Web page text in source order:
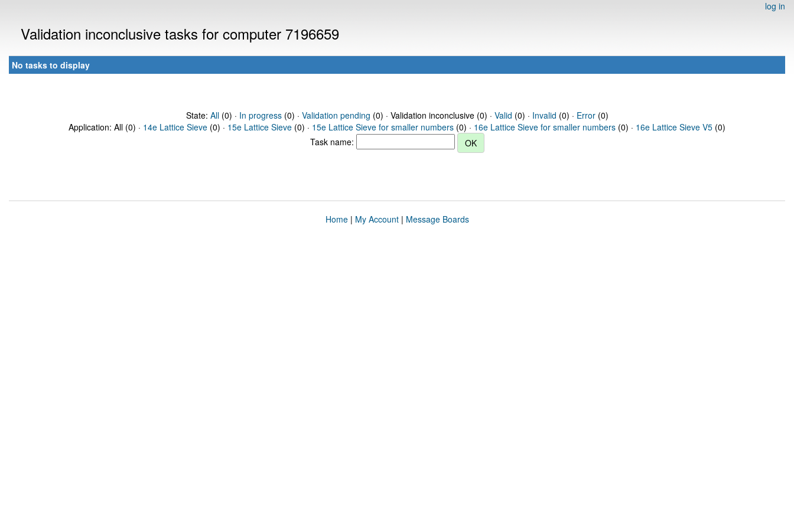
log in
Validation inconclusive tasks for computer 7196659
No tasks to display
State: All(0) · In progress(0) · Validation pending (0) · Validation inconclusive (0) · Valid (0) · Invalid (0) · Error(0)
Application: All (0) · 14e Lattice Sieve (0) · 15e Lattice Sieve (0) · 15e Lattice Sieve for smaller numbers (0) · 16e Lattice Sieve for smaller numbers (0) · 16e Lattice Sieve V5 (0)
Task name:
Home| My Account| Message Boards